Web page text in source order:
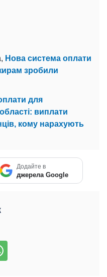
Нова система оплати
зробили
для
виплати
кому нарахують
Додайте в
джерела Google